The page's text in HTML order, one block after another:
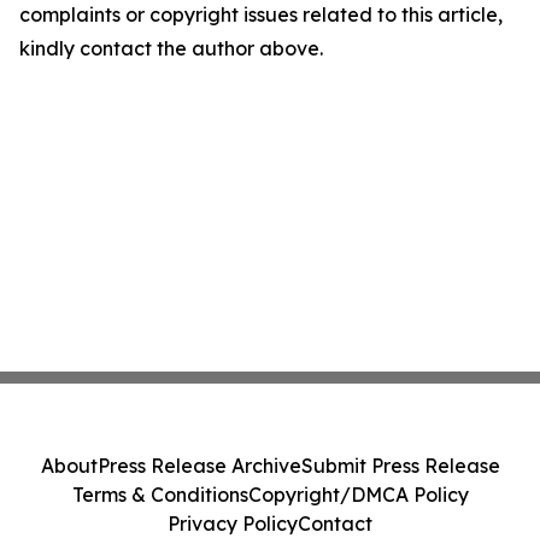
complaints or copyright issues related to this article,
kindly contact the author above.
AboutPress Release ArchiveSubmit Press Release
Terms & ConditionsCopyright/DMCA Policy
Privacy PolicyContact